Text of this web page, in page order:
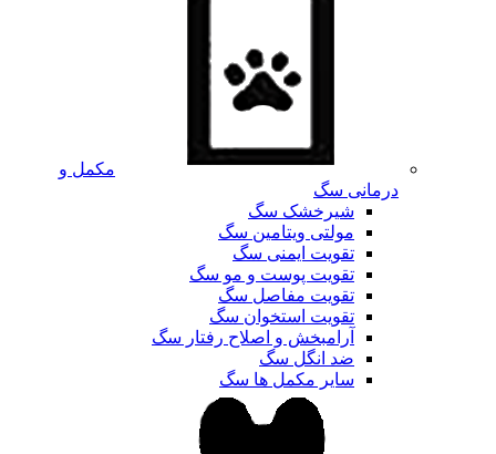
مکمل و
درمانی سگ
شیرخشک سگ
مولتی ویتامین سگ
تقویت ایمنی سگ
تقویت پوست و مو سگ
تقویت مفاصل سگ
تقویت استخوان سگ
آرامبخش و اصلاح رفتار سگ
ضد انگل سگ
سایر مکمل ها سگ